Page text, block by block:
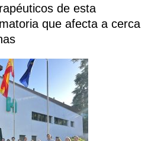
de esta
que afecta a cerca